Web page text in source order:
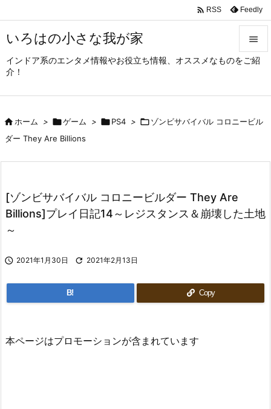
いろはの小さな我が家
インドア系のエンタメ情報やお役立ち情報、オススメなものをご紹
介！




 RSS Feedly
ホーム > ゲーム > PS4 > ゾンビサバイバル コロニービル
ダー They Are Billions
[ゾンビサバイバル コロニービルダー They Are
Billions]プレイ日記14～レジスタンス＆崩壊した土地
～
 2021年1月30日  2021年2月13日
B! Copy
本ページはプロモーションが含まれています